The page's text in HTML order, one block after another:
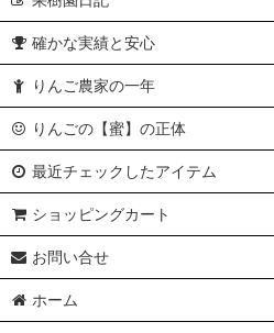
確かな実績と安心
りんご農家の一年
りんごの【蜜】の正体
最近チェックしたアイテム
ショッピングカート
お問い合せ
ホーム